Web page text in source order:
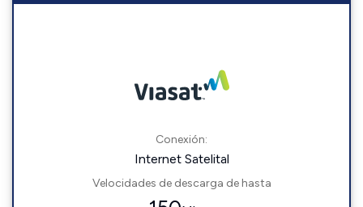
Conexión:
Internet Satelital
Velocidades de descarga de hasta